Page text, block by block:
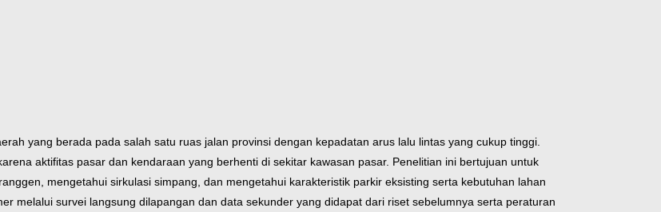
yang berada pada salah satu ruas jalan provinsi dengan kepadatan arus lalu lintas yang cukup tinggi.
aktifitas pasar dan kendaraan yang berhenti di sekitar kawasan pasar. Penelitian ini bertujuan untuk
mengetahui sirkulasi simpang, dan mengetahui karakteristik parkir eksisting serta kebutuhan lahan
melalui survei langsung dilapangan dan data sekunder yang didapat dari riset sebelumnya serta peraturan